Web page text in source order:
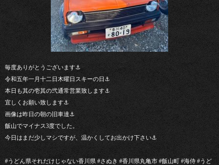
毎度ありがとうございます⚓︎
令和五年一月十二日木曜日スキーの日⚓︎
本日も其の壱其の弐通常営業致します⚓︎
宜しくお願い致します⚓︎
画像は昨日の朝の旧車達⚓︎
飯山でマイナス3度でした。
今日はまだ少しマシですが、温かくしてお出かけ下さい⚓︎
#うどん県それだけじゃない香川県 #さぬき #香川県丸亀市 #飯山町 #海侍 #うど